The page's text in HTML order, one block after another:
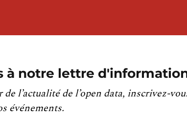
à notre lettre
l’actualité de l’open data, inscrivez-
événements.